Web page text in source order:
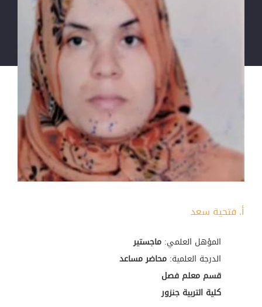
أ. فتحية سعد
المؤهل العلمي: ماجستير
الدرجة العلمية: محاضر مساعد
قسم معلم فصل
كلية التربية جنزور